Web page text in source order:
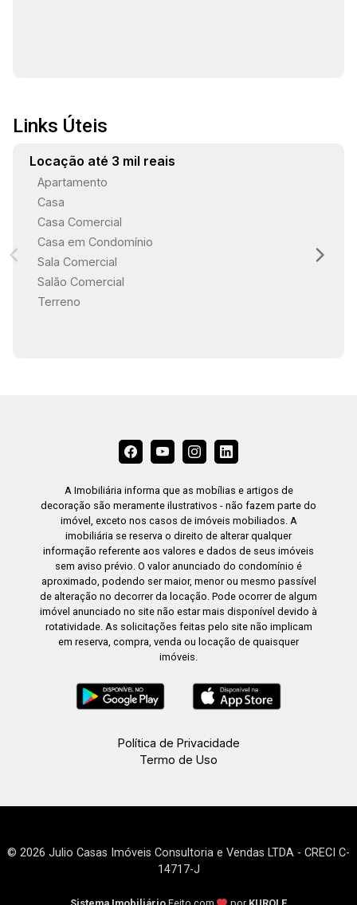
Links Úteis
Locação até 3 mil reais
Apartamento
Casa
Casa Comercial
Casa em Condomínio
Sala Comercial
Salão Comercial
Terreno
A Imobiliária informa que as mobílias e artigos de
decoração são meramente ilustrativos - não fazem parte do
imóvel, exceto nos casos de imóveis mobiliados. A
imobiliária se reserva o direito de alterar qualquer
informação referente aos valores e dados de seus imóveis
sem aviso prévio. O valor anunciado do condomínio é
aproximado, podendo ser maior, menor ou mesmo passível
de alteração no decorrer da locação. Pode ocorrer de algum
imóvel anunciado no site não estar mais disponível devido à
rotatividade. As solicitações feitas pelo site não implicam
em reserva, compra, venda ou locação de quaisquer
imóveis.
Política de Privacidade
Termo de Uso
© 2026 Julio Casas Imóveis Consultoria e Vendas LTDA - CRECI C-
14717-J